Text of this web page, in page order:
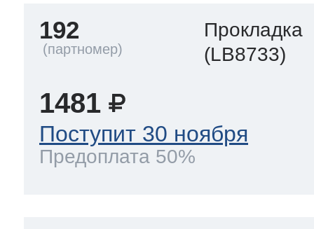
192
Прокладка
(LB8733)
1481
Поступит 30 ноября
Предоплата 50%